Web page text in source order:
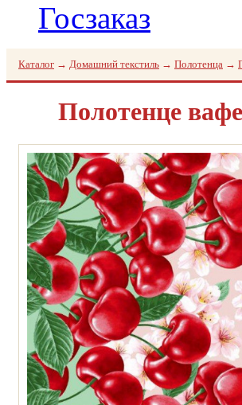
Госзаказ
Каталог → Домашний текстиль → Полотенца →
Полотенце